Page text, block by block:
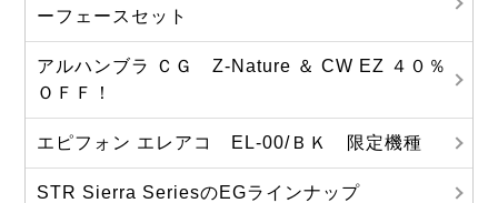
ーフェースセット
アルハンブラ ＣＧ Z-Nature ＆ CW EZ ４０％
ＯＦＦ！
エピフォン エレアコ EL-00/ＢＫ 限定機種
STR Sierra SeriesのEGラインナップ